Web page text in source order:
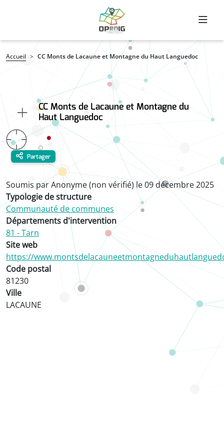
Fil d'Ariane
Accueil CC Monts de Lacaune et Montagne du Haut Languedoc
CC Monts de Lacaune et Montagne du
Haut Languedoc
Partager
Soumis parAnonyme (non vérifié)le09 décembre 2025
Typologie de structure
Communauté de communes
Départements d'intervention
81 - Tarn
Site web
https://
Code postal
81230
Ville
LACAUNE